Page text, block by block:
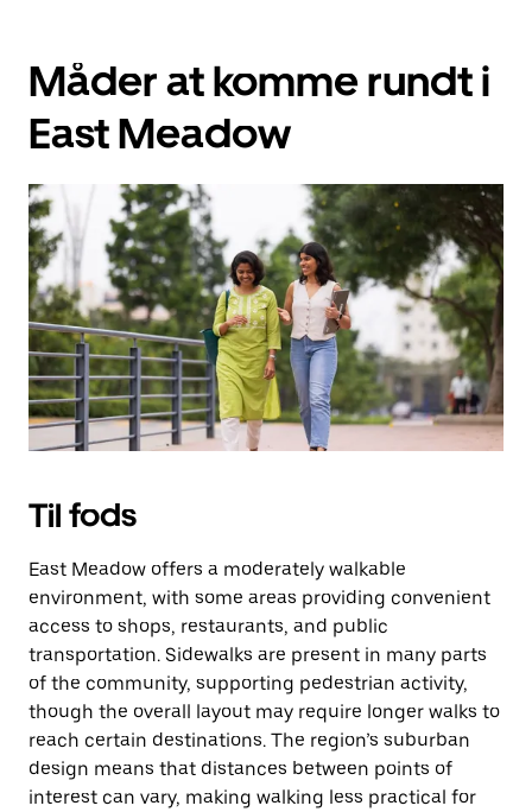
interagere
med
og
dato.
Tryk
på
knappen
Esc
for
at
lukke
kalenderen.
Måder at komme rundt i
East Meadow
Til fods
East Meadow offers a moderately walkable
environment, with some areas providing convenient
access to shops, restaurants, and public
transportation. Sidewalks are present in many parts
of the community, supporting pedestrian activity,
though the overall layout may require longer walks to
reach certain destinations. The region’s suburban
design means that distances between points of
interest can vary, making walking less practical for